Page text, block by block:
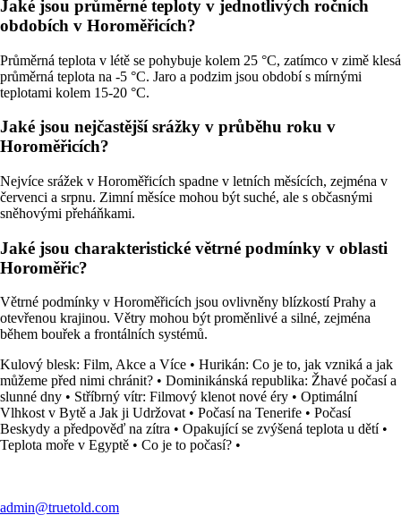
Jaké jsou průměrné teploty v jednotlivých ročních
obdobích v Horoměřicích?
Průměrná teplota v létě se pohybuje kolem 25 °C, zatímco v zimě klesá
průměrná teplota na -5 °C. Jaro a podzim jsou období s mírnými
teplotami kolem 15-20 °C.
Jaké jsou nejčastější srážky v průběhu roku v
Horoměřicích?
Nejvíce srážek v Horoměřicích spadne v letních měsících, zejména v
červenci a srpnu. Zimní měsíce mohou být suché, ale s občasnými
sněhovými přeháňkami.
Jaké jsou charakteristické větrné podmínky v oblasti
Horoměřic?
Větrné podmínky v Horoměřicích jsou ovlivněny blízkostí Prahy a
otevřenou krajinou. Větry mohou být proměnlivé a silné, zejména
během bouřek a frontálních systémů.
Kulový blesk: Film, Akce a Více • Hurikán: Co je to, jak vzniká a jak
můžeme před nimi chránit? • Dominikánská republika: Žhavé počasí a
slunné dny • Stříbrný vítr: Filmový klenot nové éry • Optimální
Vlhkost v Bytě a Jak ji Udržovat• Počasí na Tenerife • Počasí
Beskydy a předpověď na zítra • Opakující se zvýšená teplota u dětí •
Teplota moře v Egyptě • Co je to počasí? •
admin@truetold.com